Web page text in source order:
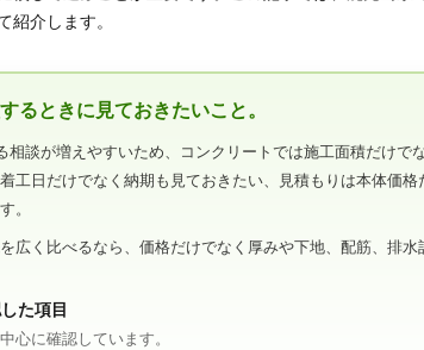
紹介します。
るときに見ておきたいこと。
相談が増えやすいため、コンクリートでは施工面積だけ
工日だけでなく納期も見ておきたい、見積もりは本体価
。
広く比べるなら、価格だけでなく厚みや下地、配筋、排
た項目
心に確認しています。